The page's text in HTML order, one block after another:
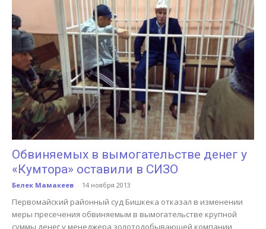
Обвиняемых в вымогательстве денег у
«Кумтора» оставили в СИЗО
Белек Мамакеев - 14 ноября 2013
Первомайский районный суд Бишкека отказал в изменении
меры пресечения обвиняемым в вымогательстве крупной
суммы денег у менеджера золотодобывающей компании